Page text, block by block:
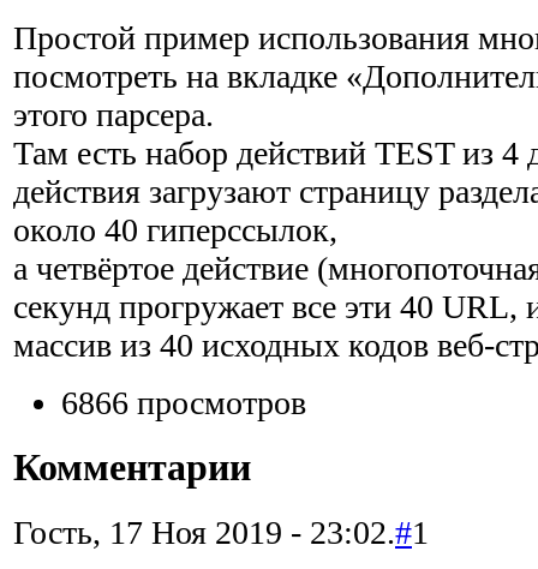
Простой пример использования
посмотреть на вкладке
этого парсера.
Там есть набор действий TEST из 4
действия загрузают страницу
около 40 гиперссылок,
а четвёртое действие
секунд прогружает все эти 40
массив из 40 исходных кодов веб-
6866 просмотров
Комментарии
Гость, 17 Ноя 2019 - 23:02.#1